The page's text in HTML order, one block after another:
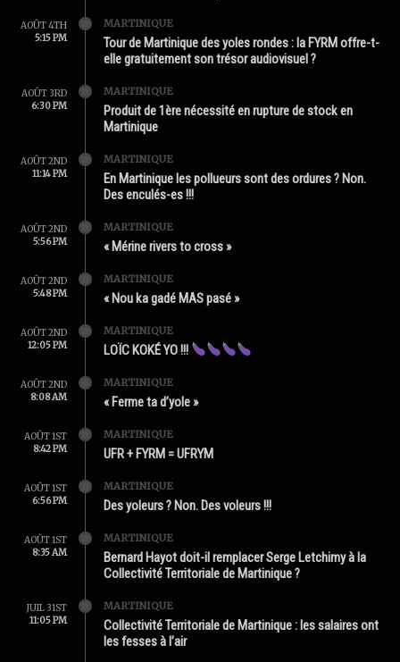
AOÛT 4TH
5:15 PM
MARTINIQUE
Tour de Martinique des yoles rondes : la FYRM offre-t-
elle gratuitement son trésor audiovisuel ?
AOÛT 3RD
6:30 PM
MARTINIQUE
Produit de 1ère nécessité en rupture de stock en
Martinique
AOÛT 2ND
11:14 PM
MARTINIQUE
En Martinique les pollueurs sont des ordures ? Non.
Des enculés-es !!!
AOÛT 2ND
5:56 PM
MARTINIQUE
« Mérine rivers to cross »
AOÛT 2ND
5:48 PM
MARTINIQUE
« Nou ka gadé MAS pasé »
AOÛT 2ND
12:05 PM
MARTINIQUE
LOÏC KOKÉ YO !!!
AOÛT 2ND
8:08 AM
MARTINIQUE
« Ferme ta d’yole »
AOÛT 1ST
8:42 PM
MARTINIQUE
UFR + FYRM = UFRYM
AOÛT 1ST
6:56 PM
MARTINIQUE
Des yoleurs ? Non. Des voleurs !!!
AOÛT 1ST
8:35 AM
MARTINIQUE
Bernard Hayot doit-il remplacer Serge Letchimy à la
Collectivité Territoriale de Martinique ?
JUIL 31ST
11:05 PM
MARTINIQUE
Collectivité Territoriale de Martinique : les salaires ont
les fesses à l’air